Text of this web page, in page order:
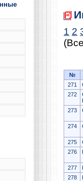
1 2
№
271
272
273
274
275
276
277
278